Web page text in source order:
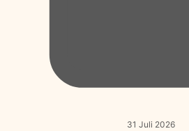
31 Juli 2026